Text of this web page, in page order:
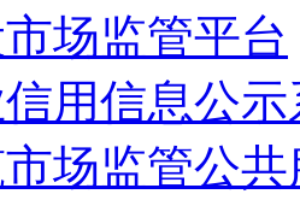
场监管平台
用信息公
场监管公